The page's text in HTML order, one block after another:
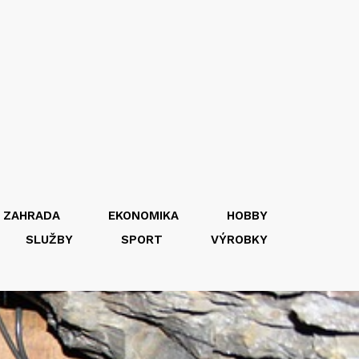
EKONOMIKA
HOBBY
SLUŽBY
SPORT VÝROBKY